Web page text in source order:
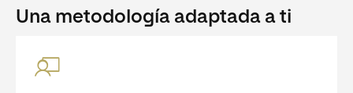
Una metodología adaptada a ti